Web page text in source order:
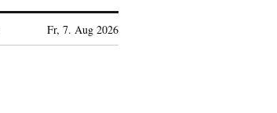
Fr, 7. Aug 2026